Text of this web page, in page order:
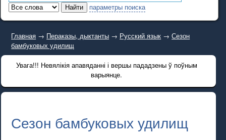
параметры поиска
Главная → Пераказы, дыктанты → Русский язык →Сезон
бамбуковых удилищ
Увага!!! Невялікія апавяданні і вершы пададзены ў поўным
варыянце.
Сезон бамбуковых удилищ